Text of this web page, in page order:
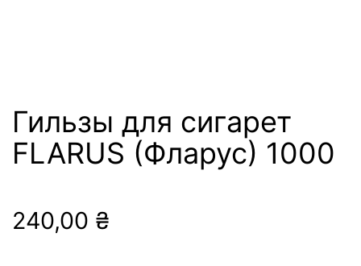
Гильзы для сигарет
FLARUS (Фларус) 1000
240,00 ₴